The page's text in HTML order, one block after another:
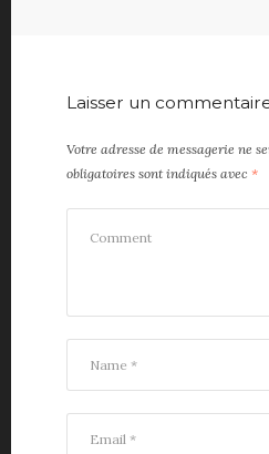
Laisser un
Votre adresse de messagerie ne
obligatoires sont indiqués avec *